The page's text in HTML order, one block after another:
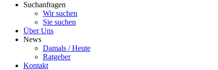
Suchanfragen
Wir suchen
Sie suchen
Über Uns
News
Damals / Heute
Ratgeber
Kontakt